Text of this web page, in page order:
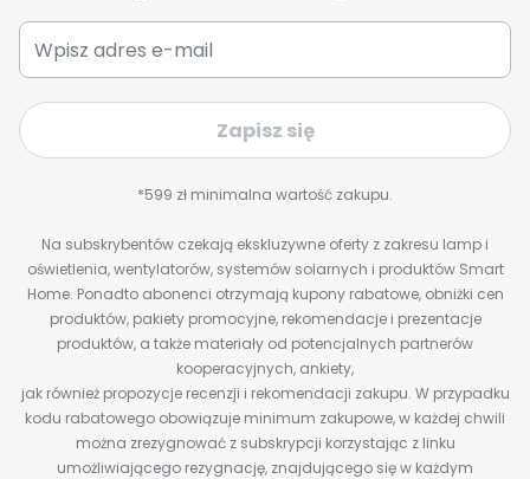
Zapisz się
*599 zł minimalna wartość zakupu.
Na subskrybentów czekają ekskluzywne oferty z zakresu lamp i
oświetlenia, wentylatorów, systemów solarnych i produktów Smart
Home. Ponadto abonenci otrzymają kupony rabatowe, obniżki cen
produktów, pakiety promocyjne, rekomendacje i prezentacje
produktów, a także materiały od potencjalnych partnerów
kooperacyjnych, ankiety,
jak również propozycje recenzji i rekomendacji zakupu. W przypadku
kodu rabatowego obowiązuje minimum zakupowe, w każdej chwili
można zrezygnować z subskrypcji korzystając z linku
umożliwiającego rezygnację, znajdującego się w każdym